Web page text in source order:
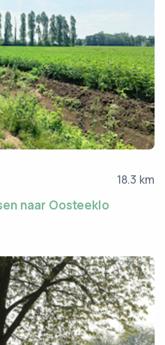
18.3 km
naar Oosteeklo